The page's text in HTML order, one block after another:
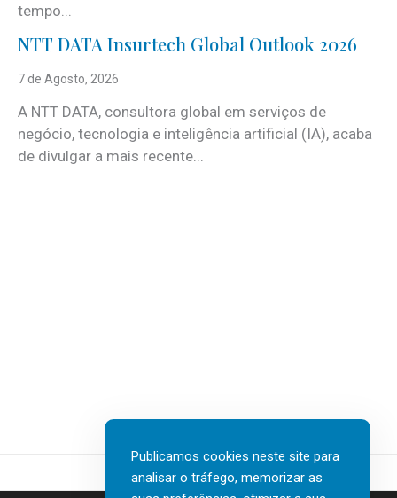
tempo...
NTT DATA Insurtech Global Outlook 2026
7 de Agosto, 2026
A NTT DATA, consultora global em serviços de
negócio, tecnologia e inteligência artificial (IA), acaba
de divulgar a mais recente...
Publicamos cookies neste site para
analisar o tráfego, memorizar as